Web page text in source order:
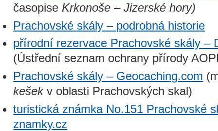
časopise Krkonoše – Jizerské hory)
Prachovské skály – podrobná historie
přírodní rezervace Prachovské skály –
(Ústřední seznam ochrany přírody
Prachovské skály – Geocaching.com
kešekv oblasti Prachovských skal)
turistická známka No.151 Prachovské
znamky.cz